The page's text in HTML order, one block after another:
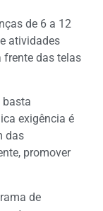
de 6 a 12
atividades
frente das telas
basta
exigência é
das
promover
de